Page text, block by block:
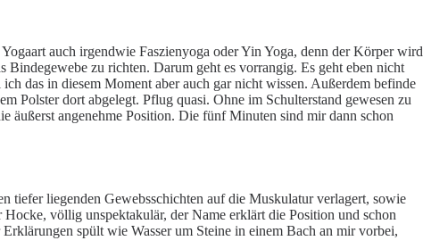
auch irgendwie Faszienyoga oder Yin Yoga, denn der Körper wird
zu richten. Darum geht es vorrangig. Es geht eben nicht
das in diesem Moment aber auch gar nicht wissen. Außerdem befinde
Polster dort abgelegt. Pflug quasi. Ohne im Schulterstand gewesen zu
äußerst angenehme Position. Die fünf Minuten sind mir dann schon
tiefer liegenden Gewebsschichten auf die Muskulatur verlagert, sowie
völlig unspektakulär, der Name erklärt die Position und schon
spült wie Wasser um Steine in einem Bach an mir vorbei,